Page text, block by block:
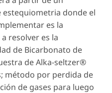
donde el
es la
resolver es la
de Bicarbonato de
de Alka-seltzer®
método por perdida de
de gases para luego